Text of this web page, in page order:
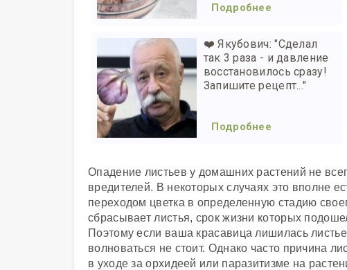
Подробнее
❤️ Якубович: "Сделал
так 3 раза - и давление
восстановилось сразу!
Запишите рецепт..."
Подробнее
Опадение листьев у домашних растений не
вредителей. В некоторых случаях это вполне
переходом цветка в определенную стадию
сбрасывает листья, срок жизни которых
Поэтому если ваша красавица лишилась
волноваться не стоит. Однако часто причина
в уходе за орхидеей или паразитизме на